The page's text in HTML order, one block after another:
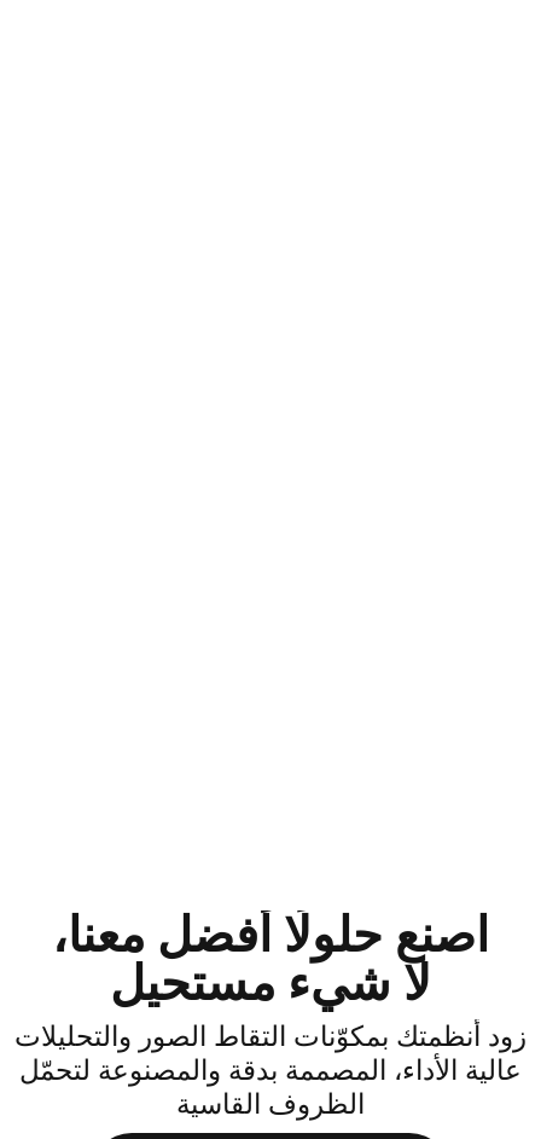
اصنع حلولًا أفضل معنا،
لا شيء مستحيل
أنظمتك بمكوّنات التقاط الصور والتحليلات
الأداء، المصممة بدقة والمصنوعة لتحمّل
الظروف القاسية